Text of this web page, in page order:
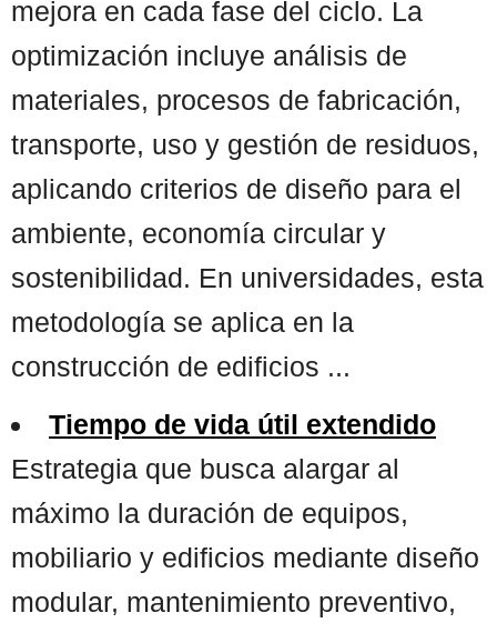
mejora en cada fase del ciclo. La
optimización incluye análisis de
materiales, procesos de fabricación,
transporte, uso y gestión de residuos,
aplicando criterios de diseño para el
ambiente, economía circular y
sostenibilidad. En universidades, esta
metodología se aplica en la
construcción de edificios ...
Tiempo de vida útil extendido
Estrategia que busca alargar al
máximo la duración de equipos,
mobiliario y edificios mediante diseño
modular, mantenimiento preventivo,